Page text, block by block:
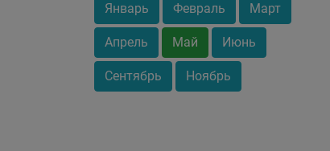
Январь Февраль Март
Апрель Май Июнь
Сентябрь Ноябрь